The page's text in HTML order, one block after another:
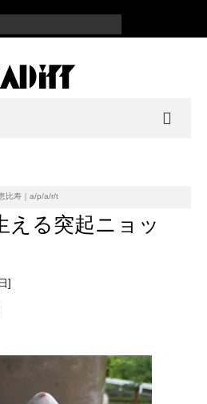
比寿｜a/p/a/r/t
える突起ニョッ
]